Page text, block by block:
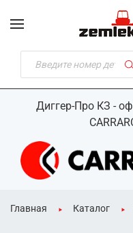
Диггер-Про КЗ -
Главная Каталог